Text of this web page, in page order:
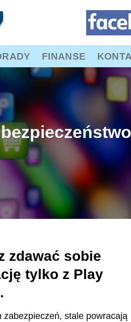
FINANSE
zdawać sobie
tylko z Play
stale powracają